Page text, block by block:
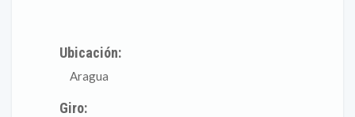
Ubicación:
Aragua
Giro: